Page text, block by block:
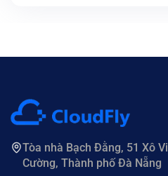
Tòa nhà Bạch Đằng, 51 Xô
Cường, Thành phố Đà Nẵng